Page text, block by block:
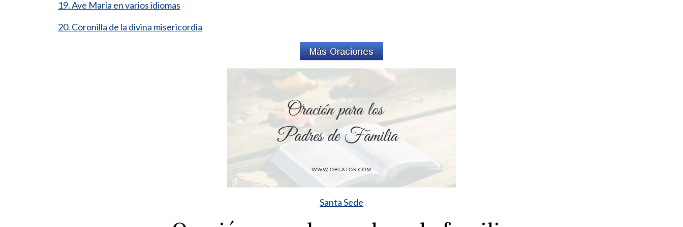
19. Ave María en varios idiomas
20. Coronilla de la divina misericordia
Santa Sede